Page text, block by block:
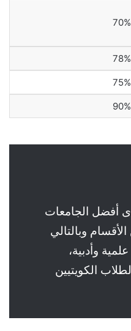
70%
78%
75%
90%
أفضل الجامعات
وبالتالي
وأدبية،
الكويتيين